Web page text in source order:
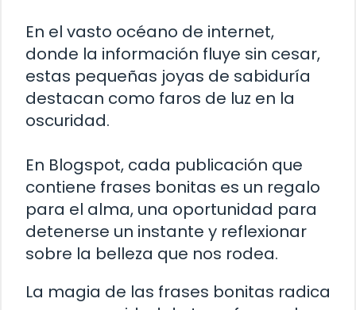
En el vasto océano de internet,
donde la información fluye sin cesar,
estas pequeñas joyas de sabiduría
destacan como faros de luz en la
oscuridad.
En Blogspot, cada publicación que
contiene frases bonitas es un regalo
para el alma, una oportunidad para
detenerse un instante y reflexionar
sobre la belleza que nos rodea.
La magia de las frases bonitas radica